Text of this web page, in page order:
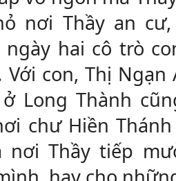
nơi Thầy an
ngày hai cô trò
Với con, Thị
Long Thành
chư Hiền
nơi Thầy tiếp